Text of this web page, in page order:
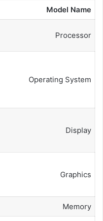
Model Name
Processor
Operating System
Display
Graphics
Memory